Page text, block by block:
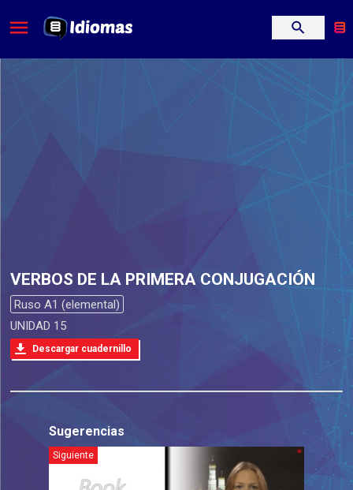
VERBOS DE LA PRIMERA CONJUGACIÓN
Ruso A1 (elemental)
UNIDAD 15
Descargar cuadernillo
Sugerencias
Siguiente